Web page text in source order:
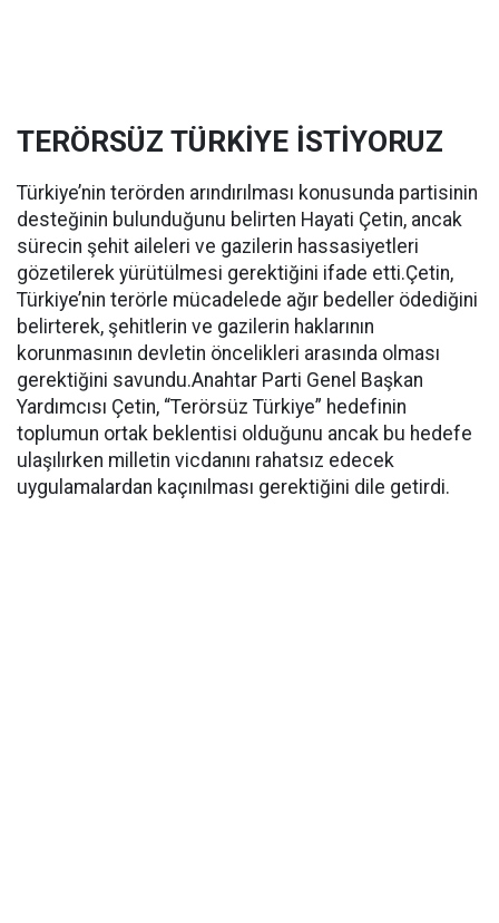
TERÖRSÜZ TÜRKİYE İSTİYORUZ
Türkiye’nin terörden arındırılması konusunda partisinin
desteğinin bulunduğunu belirten Hayati Çetin, ancak
sürecin şehit aileleri ve gazilerin hassasiyetleri
gözetilerek yürütülmesi gerektiğini ifade etti.Çetin,
Türkiye’nin terörle mücadelede ağır bedeller ödediğini
belirterek, şehitlerin ve gazilerin haklarının
korunmasının devletin öncelikleri arasında olması
gerektiğini savundu.Anahtar Parti Genel Başkan
Yardımcısı Çetin, “Terörsüz Türkiye” hedefinin
toplumun ortak beklentisi olduğunu ancak bu hedefe
ulaşılırken milletin vicdanını rahatsız edecek
uygulamalardan kaçınılması gerektiğini dile getirdi.